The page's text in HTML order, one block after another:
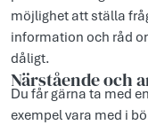
möjlighet att ställa
information och råd
dåligt.
Närstående och
Du får gärna ta med
exempel vara med i